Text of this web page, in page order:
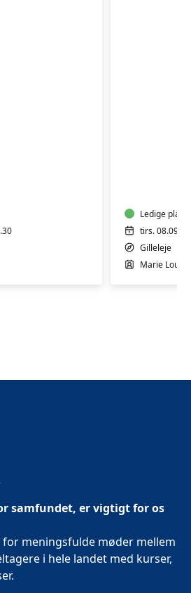
Ledige
tirs.
Gilleleje
Marie
samfundet, er vigtigt for os
meningsfulde møder mellem
i hele landet med kurser,